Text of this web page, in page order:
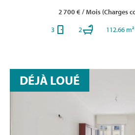
2 700 € / Mois (Charges
3
2 112.66 m²
DÉJÀ LOUÉ